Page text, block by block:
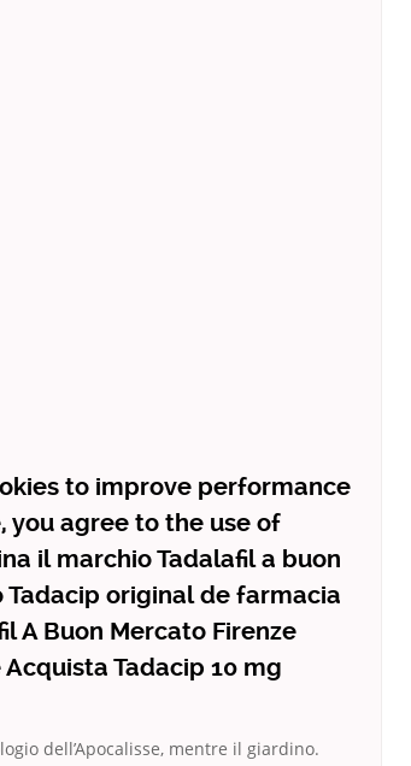
to improve performance
you agree to the use of
il marchio Tadalafil a buon
Tadacip original de farmacia
A Buon Mercato Firenze
Tadacip 10 mg
dell’Apocalisse, mentre il giardino.